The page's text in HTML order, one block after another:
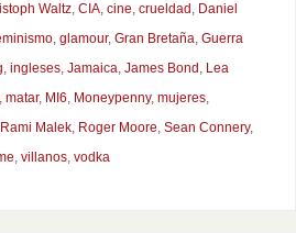
Waltz, CIA, cine, crueldad , Daniel
, glamour, Gran Bretaña, Guerra
, ingleses, Jamaica, James Bond , Lea
, matar, MI6, Moneypenny, mujeres,
Rami Malek, Roger Moore, Sean Connery,
, villanos, vodka